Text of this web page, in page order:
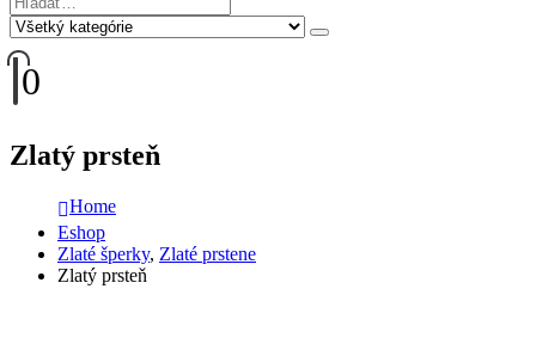
0
Zlatý prsteň
Home
Eshop
Zlaté šperky, Zlaté prstene
Zlatý prsteň